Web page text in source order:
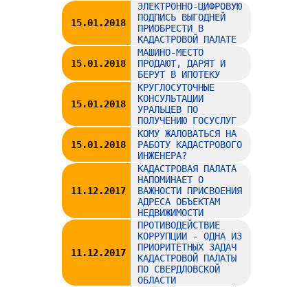
15.01.2018
ЭЛЕКТРОННО-ЦИФРОВУЮ
ПОДПИСЬ ВЫГОДНЕЙ
ПРИОБРЕСТИ В
КАДАСТРОВОЙ ПАЛАТЕ
15.01.2018
МАШИНО-МЕСТО
ПРОДАЮТ, ДАРЯТ И
БЕРУТ В ИПОТЕКУ
15.01.2018
КРУГЛОСУТОЧНЫЕ
КОНСУЛЬТАЦИИ
УРАЛЬЦЕВ ПО
ПОЛУЧЕНИЮ ГОСУСЛУГ
15.01.2018
КОМУ ЖАЛОВАТЬСЯ НА
РАБОТУ КАДАСТРОВОГО
ИНЖЕНЕРА?
11.12.2017
КАДАСТРОВАЯ ПАЛАТА
НАПОМИНАЕТ О
ВАЖНОСТИ ПРИСВОЕНИЯ
АДРЕСА ОБЪЕКТАМ
НЕДВИЖИМОСТИ
11.12.2017
ПРОТИВОДЕЙСТВИЕ
КОРРУПЦИИ - ОДНА ИЗ
ПРИОРИТЕТНЫХ ЗАДАЧ
КАДАСТРОВОЙ ПАЛАТЫ
ПО СВЕРДЛОВСКОЙ
ОБЛАСТИ